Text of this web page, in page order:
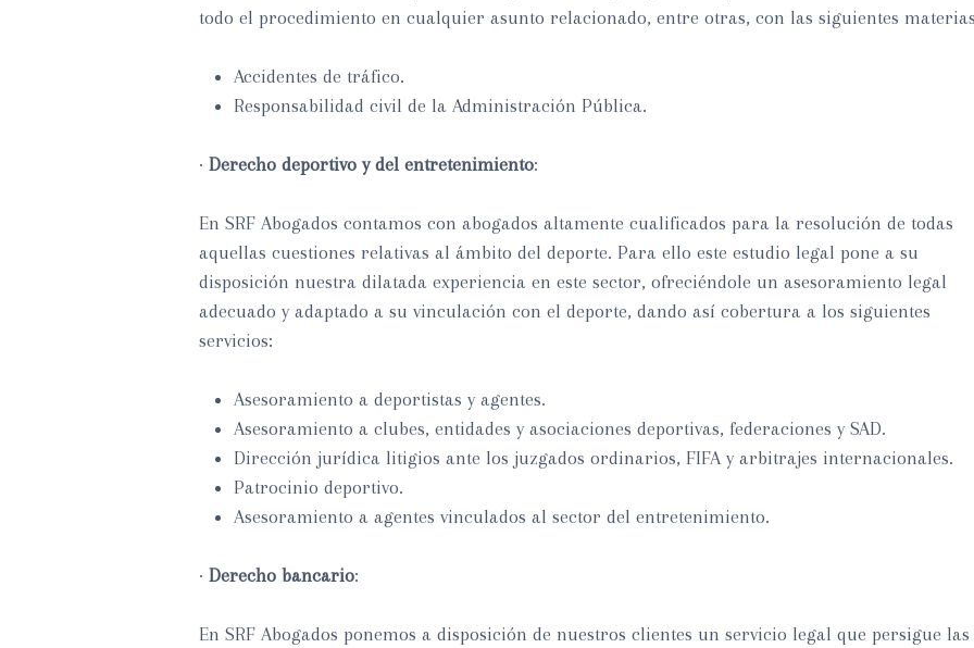
todo el procedimiento en cualquier asunto relacionado, entre otras, con las siguientes
Accidentes de tráfico.
Responsabilidad civil de la Administración Pública.
· Derecho deportivo y del entretenimiento:
En SRF Abogados contamos con abogados altamente cualificados para la resolución de todas
aquellas cuestiones relativas al ámbito del deporte. Para ello este estudio legal pone a su
disposición nuestra dilatada experiencia en este sector, ofreciéndole un asesoramiento legal
adecuado y adaptado a su vinculación con el deporte, dando así cobertura a los siguientes
servicios:
Asesoramiento a deportistas y agentes.
Asesoramiento a clubes, entidades y asociaciones deportivas, federaciones y SAD.
Dirección jurídica litigios ante los juzgados ordinarios, FIFA y arbitrajes internacionales.
Patrocinio deportivo.
Asesoramiento a agentes vinculados al sector del entretenimiento.
· Derecho bancario:
En SRF Abogados ponemos a disposición de nuestros clientes un servicio legal que persigue las